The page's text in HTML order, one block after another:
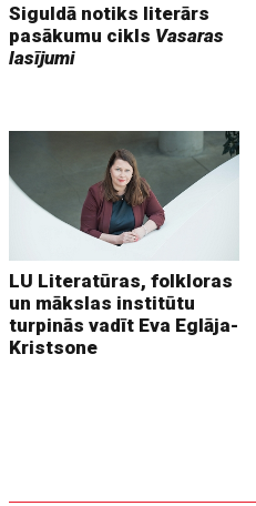
Siguldā notiks literārs
pasākumu cikls Vasaras
lasījumi
LU Literatūras, folkloras
un mākslas institūtu
turpinās vadīt Eva Eglāja-
Kristsone